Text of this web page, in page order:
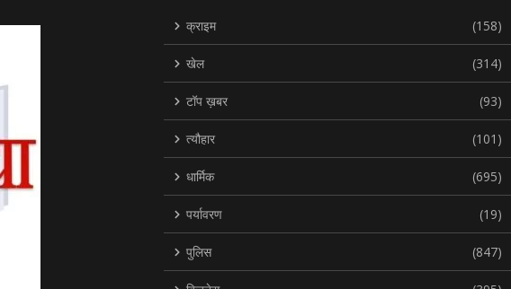
क्राइम (158)
खेल (314)
टॉप ख़बर (93)
त्यौहार (101)
धार्मिक (695)
पर्यावरण (19)
पुलिस (847)